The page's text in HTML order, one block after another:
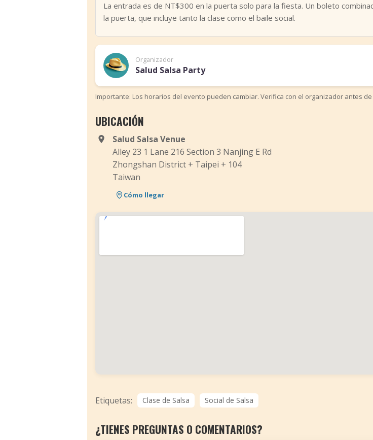
La entrada es de NT$300 en la puerta solo para la fiesta. Un boleto
la puerta, que incluye tanto la clase como el baile social.
Organizador
Salud Salsa Party
Importante: Los horarios del evento pueden cambiar. Verifica con el organizador antes
UBICACIÓN
Salud Salsa Venue
Alley 23 1 Lane 216 Section 3 Nanjing E Rd
Zhongshan District + Taipei + 104
Taiwan
Cómo llegar
Etiquetas: Clase de Salsa Social de Salsa
¿TIENES PREGUNTAS O COMENTARIOS?